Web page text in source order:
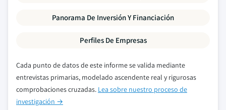
Panorama De Inversión Y Financiación
Perfiles De Empresas
Cada punto de datos de este informe se valida mediante
entrevistas primarias, modelado ascendente real y rigurosas
comprobaciones cruzadas. Lea sobre nuestro proceso de
investigación →